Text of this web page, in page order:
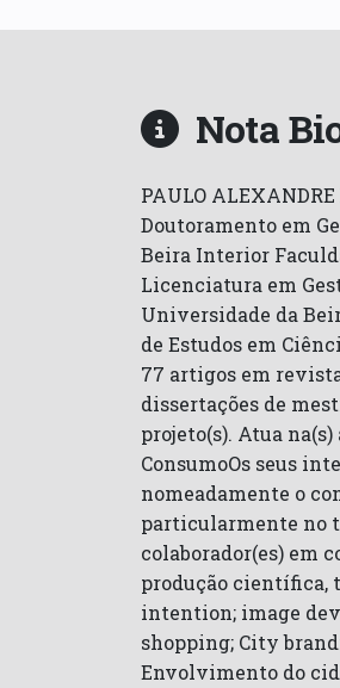
Nota
PAULO
Doutoramento em
Beira Interior
Licenciatura em
Universidade da
de Estudos em
77 artigos em
dissertações de
projeto(s). Atua
ConsumoOs seus
nomeadamente o
particularmente no
colaborador(es) em
produção científica,
intention; image
shopping; City
Envolvimento do